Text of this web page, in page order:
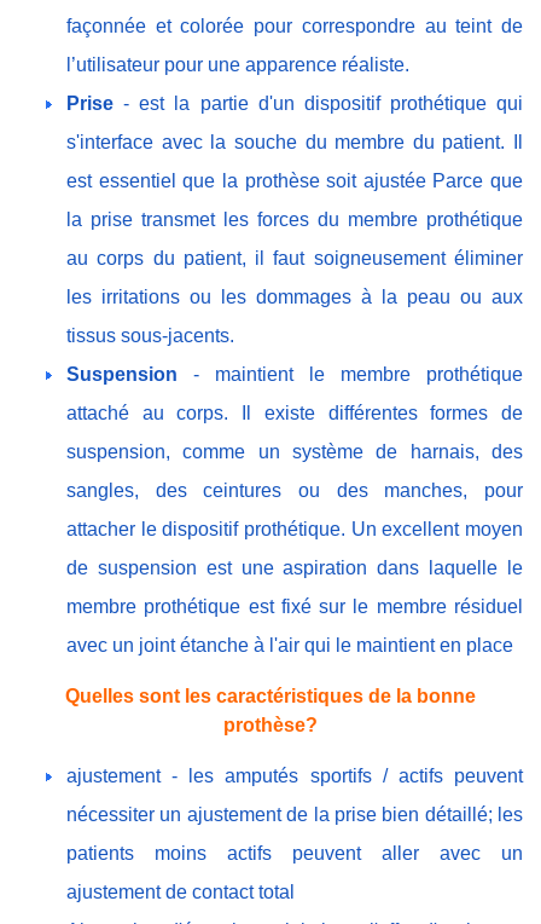
façonnée et colorée pour correspondre au teint de
l’utilisateur pour une apparence réaliste.
Prise- est la partie d'un dispositif prothétique qui
s'interface avec la souche du membre du patient. Il
est essentiel que la prothèse soit ajustée Parce que
la prise transmet les forces du membre prothétique
au corps du patient, il faut soigneusement éliminer
les irritations ou les dommages à la peau ou aux
tissus sous-jacents.
Suspension - maintient le membre prothétique
attaché au corps. Il existe différentes formes de
suspension, comme un système de harnais, des
sangles, des ceintures ou des manches, pour
attacher le dispositif prothétique. Un excellent moyen
de suspension est une aspiration dans laquelle le
membre prothétique est fixé sur le membre résiduel
avec un joint étanche à l'air qui le maintient en place
Quelles sont les caractéristiques de la bonne
prothèse?
ajustement - les amputés sportifs / actifs peuvent
nécessiter un ajustement de la prise bien détaillé; les
patients moins actifs peuvent aller avec un
ajustement de contact total